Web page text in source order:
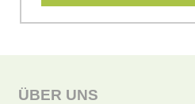
ÜBER UNS